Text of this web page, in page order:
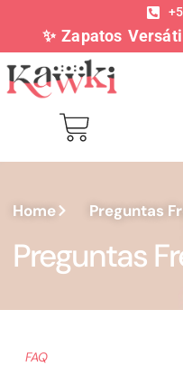
✨ Zapatos
Home Preguntas
Preguntas
FAQ